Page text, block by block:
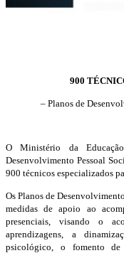
900
– Planos de
O Ministério da
Desenvolvimento Pessoal
900 técnicos especializados
Os Planos de
medidas de apoio ao
presenciais, visando o
aprendizagens, a
psicológico, o fomento